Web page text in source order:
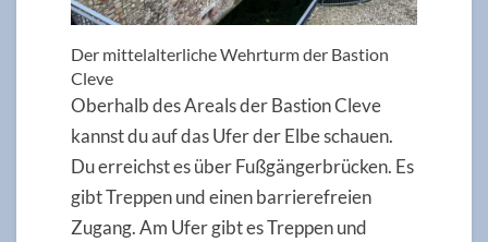
Der mittelalterliche Wehrturm der Bastion
Cleve
Oberhalb des Areals der Bastion Cleve
kannst du auf das Ufer der Elbe schauen.
Du erreichst es über Fußgängerbrücken. Es
gibt Treppen und einen barrierefreien
Zugang. Am Ufer gibt es Treppen und